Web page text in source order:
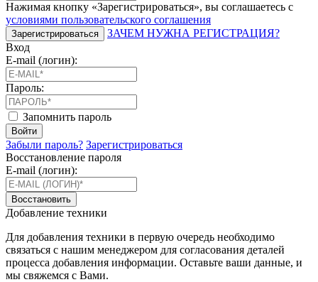
Нажимая кнопку «Зарегистрироваться», вы соглашаетесь с
условиями пользовательского соглашения
Зарегистрироваться
ЗАЧЕМ НУЖНА РЕГИСТРАЦИЯ?
Вход
E-mail (логин):
Пароль:
Запомнить пароль
Войти
Забыли пароль? Зарегистрироваться
Восстановление пароля
E-mail (логин):
Восстановить
Добавление техники
Для добавления техники в первую очередь необходимо
связаться с нашим менеджером для согласования деталей
процесса добавления информации. Оставьте ваши данные, и
мы свяжемся с Вами.